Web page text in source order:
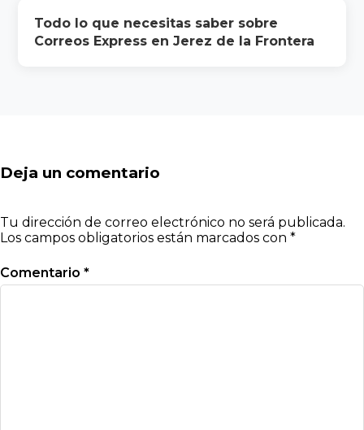
Todo lo que necesitas saber sobre
Correos Express en Jerez de la Frontera
Deja un comentario
Tu dirección de correo electrónico no será publicada.
Los campos obligatorios están marcados con *
Comentario *